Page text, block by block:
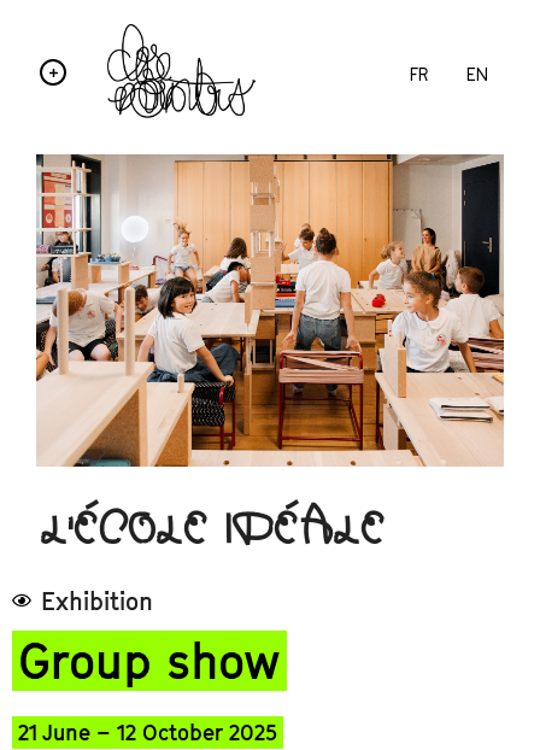
FR EN
L'ÉCOLE IDÉALE
Exhibition
Group show
21 June – 12 October 2025